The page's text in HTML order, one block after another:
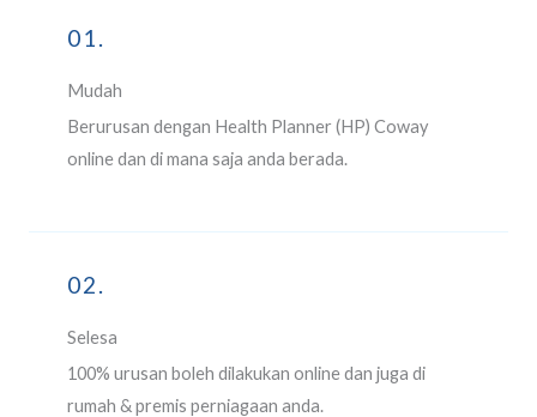
01.
Mudah
Berurusan dengan Health Planner (HP) Coway
online dan di mana saja anda berada.
02.
Selesa
100% urusan boleh dilakukan online dan juga di
rumah & premis perniagaan anda.